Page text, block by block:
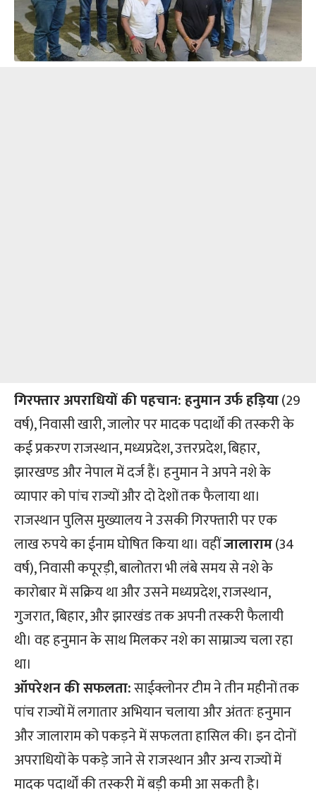
गिरफ्तार अपराधियों की पहचान: हनुमान उर्फ हड़िया(29
वर्ष), निवासी खारी, जालोर पर मादक पदार्थों की तस्करी के
कई प्रकरण राजस्थान, मध्यप्रदेश, उत्तरप्रदेश, बिहार,
झारखण्ड और नेपाल में दर्ज हैं। हनुमान ने अपने नशे के
व्यापार को पांच राज्यों और दो देशों तक फैलाया था।
राजस्थान पुलिस मुख्यालय ने उसकी गिरफ्तारी पर एक
लाख रुपये का ईनाम घोषित किया था। वहींजालाराम(34
वर्ष), निवासी कपूरड़ी, बालोतरा भी लंबे समय से नशे के
कारोबार में सक्रिय था और उसने मध्यप्रदेश, राजस्थान,
गुजरात, बिहार, और झारखंड तक अपनी तस्करी फैलायी
थी। वह हनुमान के साथ मिलकर नशे का साम्राज्य चला रहा
था।
ऑपरेशन की सफलता:साईक्लोनर टीम ने तीन महीनों तक
पांच राज्यों में लगातार अभियान चलाया और अंततः हनुमान
और जालाराम को पकड़ने में सफलता हासिल की। इन दोनों
अपराधियों के पकड़े जाने से राजस्थान और अन्य राज्यों में
मादक पदार्थों की तस्करी में बड़ी कमी आ सकती है।